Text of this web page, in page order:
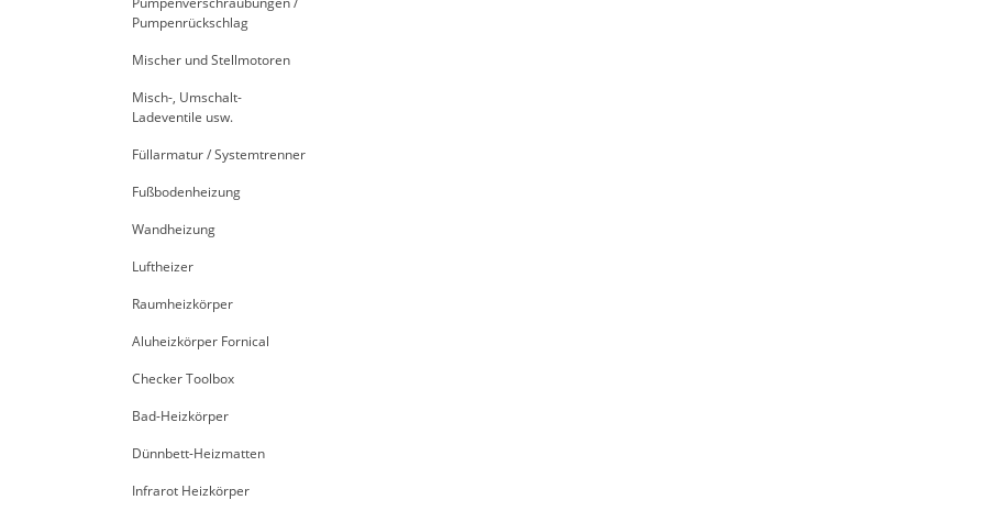
Pumpenrückschlag
Mischer und Stellmotoren
Misch-, Umschalt-
Ladeventile usw.
Füllarmatur / Systemtrenner
Fußbodenheizung
Wandheizung
Luftheizer
Raumheizkörper
Aluheizkörper Fornical
Checker Toolbox
Bad-Heizkörper
Dünnbett-Heizmatten
Infrarot Heizkörper